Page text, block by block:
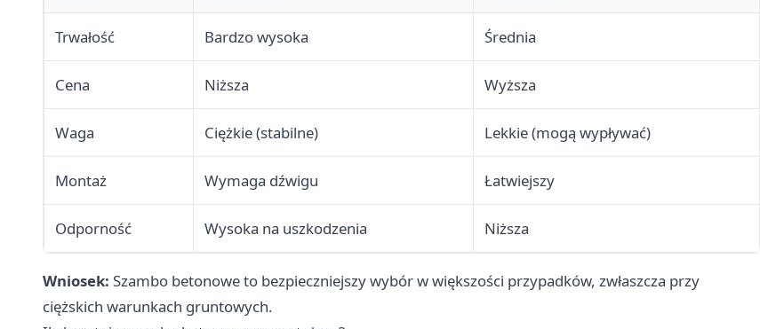
Trwałość Bardzo wysoka Średnia
Cena Niższa Wyższa
Waga Ciężkie (stabilne) Lekkie (mogą wypływać)
Montaż Wymaga dźwigu Łatwiejszy
Odporność Wysoka na uszkodzenia Niższa
Wniosek: Szambo betonowe to bezpieczniejszy wybór w większości przypadków, zwłaszcza przy
ciężskich warunkach gruntowych.